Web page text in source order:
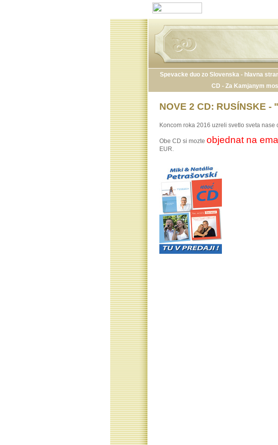
Spevacke duo zo Slovenska - hlavna
CD - Za Kamjanym
NOVE 2 CD: RUSÍNSKE
Koncom roka 2016 uzreli svetlo sveta
Obe CD si mozte objednat na
EUR.